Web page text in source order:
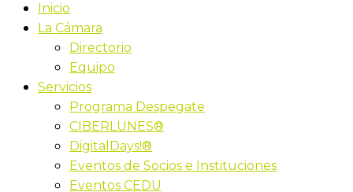
Inicio
La Cámara
Directorio
Equipo
Servicios
Programa Despegate
CIBERLUNES®
DigitalDays!®
Eventos de Socios e Instituciones
Eventos CEDU